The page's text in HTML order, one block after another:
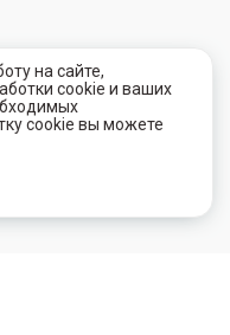
на сайте,
cookie и ваших
cookie вы можете